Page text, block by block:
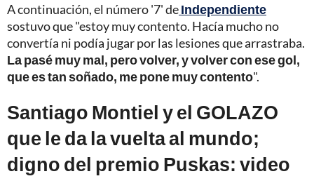
A continuación, el número '7' deIndependiente
sostuvo que "estoy muy contento. Hacía mucho no
convertía ni podía jugar por las lesiones que arrastraba.
La pasé muy mal, pero volver, y volver con ese gol,
que es tan soñado, me pone muy contento".
Santiago Montiel y el GOLAZO
que le da la vuelta al mundo;
digno del premio Puskas: video